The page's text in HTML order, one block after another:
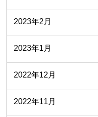
2023年2月
2023年1月
2022年12月
2022年11月